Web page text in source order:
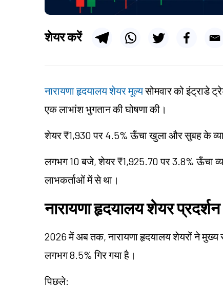
शेयर करें
नारायणा हृदयालय शेयर मूल्यसोमवार को इंट्राडे
एक लाभांश भुगतान की घोषणा की।
शेयर ₹1,930 पर 4.5% ऊँचा खुला और सुबह के
लगभग 10 बजे, शेयर ₹1,925.70 पर 3.8% ऊँचा
लाभकर्ताओं में से था।
नारायणा हृदयालय शेयर प्रदर्शन
2026 में अब तक, नारायणा हृदयालय शेयरों ने
लगभग 8.5% गिर गया है।
पिछले: